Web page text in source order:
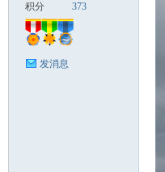
积分 373
发消息